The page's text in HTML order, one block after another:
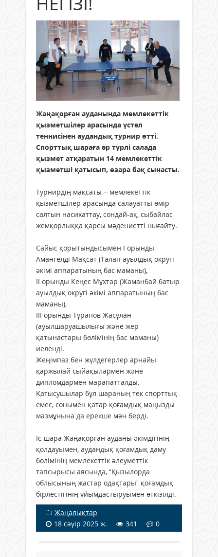
Жаңақорған ауданында мемлекеттік
қызметшілер арасында үстел
теннисінен аудандық турнир өтті.
Спорттық шараға әр түрлі салада
қызмет атқаратын 14 мемлекеттік
қызметші қатысып, өзара бақ сынасты.
Турнирдің мақсаты – мемлекеттік
қызметшілер арасында салауатты өмір
салтын насихаттау, сондай-ақ, сыбайлас
жемқорлыққа қарсы мәдениетті нығайту.
Сайыс қорытындысымен І орынды
Амангелді Мақсат (Талап ауылдық округі
әкімі аппаратының бас маманы),
ІІ орынды Кеңес Мұхтар (Жаманбай батыр
ауылдық округі әкімі аппаратының бас
маманы),
ІІІ орынды Тұрапов Жасұлан
(ауылшаруашылығы және жер
қатынастары бөлімінің бас маманы)
иеленді.
Жеңімпаз бен жүлдегерлер арнайы
қаржылай сыйақылармен және
дипломдармен марапатталды.
Қатысушылар бұл шараның тек спорттық
емес, сонымен қатар қоғамдық маңызды
мазмұнына да ерекше мән берді.
Іс-шара Жаңақорған ауданы әкімдігінің
қолдауымен, аудандық қоғамдық даму
бөлімінің мемлекеттік әлеуметтік
тапсырысы аясында, “Қызылорда
облысының жастар одақтары” қоғамдық
бірлестігінің ұйымдастыруымен өткізілді.
Жаңалықтар
18 сәуір 2025 ж.
341 0